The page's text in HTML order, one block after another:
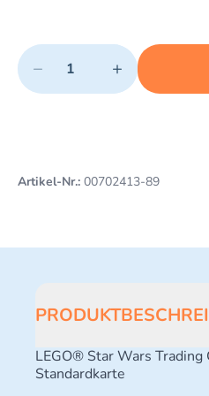
Quantity
− +
Minimum quantity: 1
Add 1 item to cart
Artikel-Nr.: 00702413-89
LEGO® Star Wars
Standardkarte